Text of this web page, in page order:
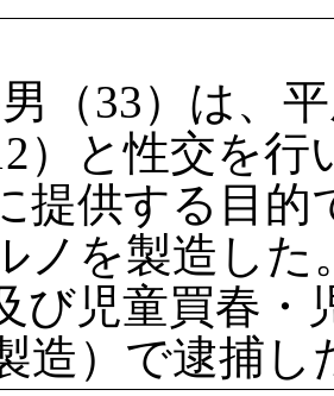
（33）は、
）と性交を
提供する目
ノを製造した
び児童買春・
造）で逮捕し